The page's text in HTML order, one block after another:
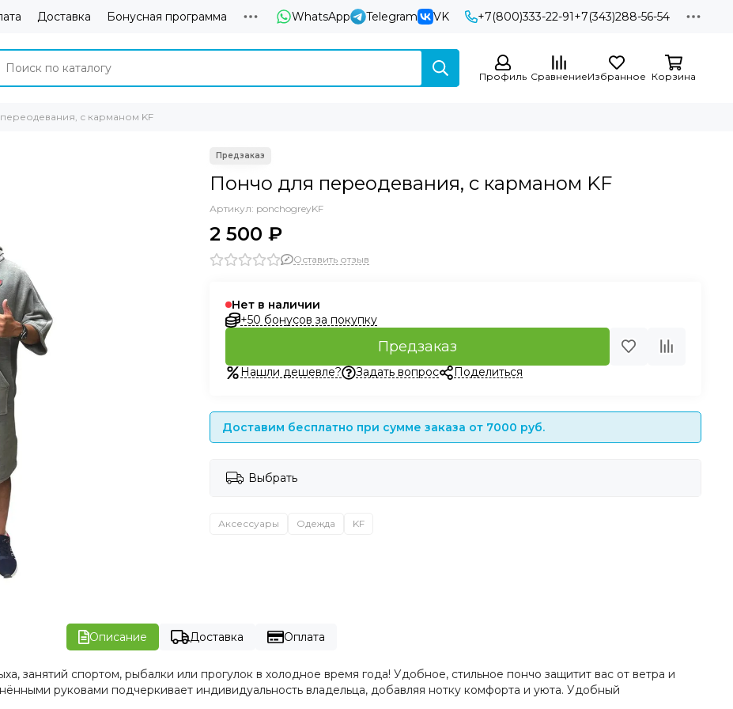
Доставка Бонусная программа WhatsApp Telegram VK +7(800)333-22-91+7(343)288-56-54
Профиль СравнениеИзбранное Корзина
с карманом KF
Пончо для переодевания, с карманом KF
Артикул: ponchogreyKF
2 500 ₽
Оставить отзыв
Нет в наличии
+50 бонусов за покупку
Предзаказ
Нашли дешевле? Задать вопрос Поделиться
Доставим бесплатно при сумме заказа от 7000 руб.
Выбрать
Аксессуары Одежда KF
Описание Доставка Оплата
занятий спортом, рыбалки или прогулок в холодное время года! Удобное, стильное пончо защитит вас от ветра и
руковами подчеркивает индивидуальность владельца, добавляя нотку комфорта и уюта. Удобный